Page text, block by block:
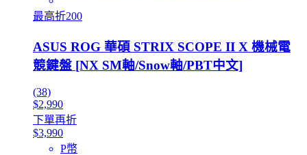
最高折200
ASUS ROG 華碩 STRIX SCOPE II X 機械電
競鍵盤 [NX SM軸/Snow軸/PBT中文]
(38)
$2,990
下單再折
$3,990
P幣